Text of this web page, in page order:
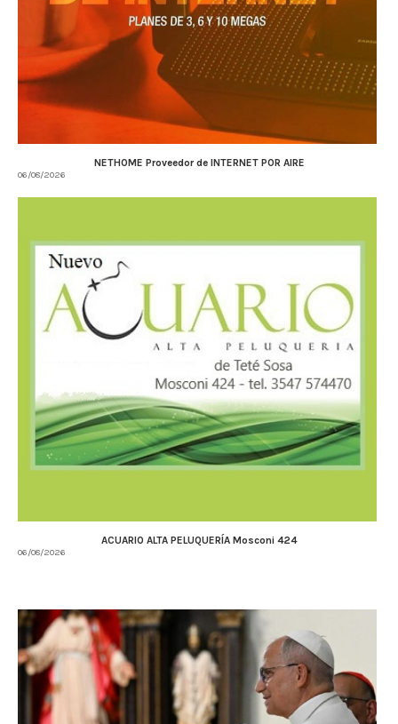
NETHOME Proveedor de INTERNET POR AIRE
06/08/2026
ACUARIO ALTA PELUQUERÍA Mosconi 424
06/08/2026